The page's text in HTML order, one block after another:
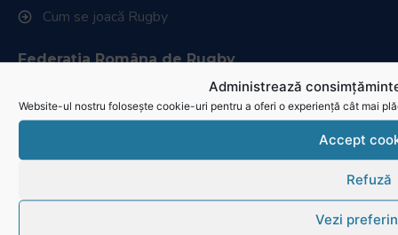
Administrează
Website-ul nostru folosește cookie-uri pentru a oferi o experiență cât mai
Accept
Refuză
Vezi
Cum se joacă Rugby
Federația Româna de Rugby
Istoric rugby în România
Stadionul național de rugby
Conducere, comisii și departamente